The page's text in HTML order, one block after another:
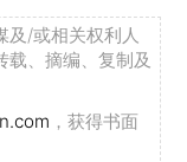
及/或相关权利人
载、摘编、复制及
，获得书面